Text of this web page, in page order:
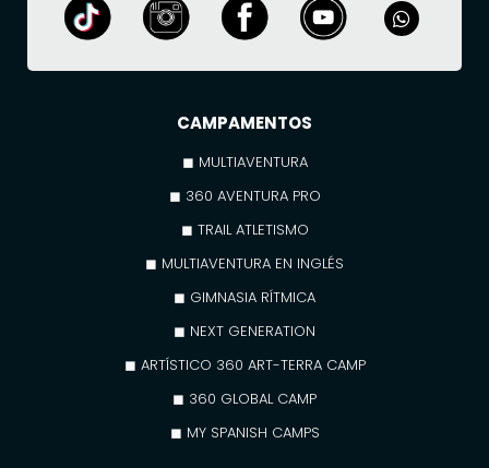
CAMPAMENTOS
◼ MULTIAVENTURA
◼ 360 AVENTURA PRO
◼ TRAIL ATLETISMO
◼ MULTIAVENTURA EN INGLÉS
◼ GIMNASIA RÍTMICA
◼ NEXT GENERATION
◼ ARTÍSTICO 360 ART-TERRA CAMP
◼ 360 GLOBAL CAMP
◼ MY SPANISH CAMPS